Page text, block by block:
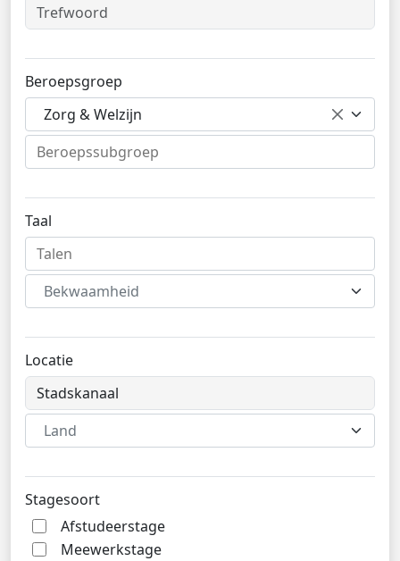
Beroepsgroep
Zorg & Welzijn
Taal
Bekwaamheid
Locatie
Land
Stagesoort
Afstudeerstage
Meewerkstage